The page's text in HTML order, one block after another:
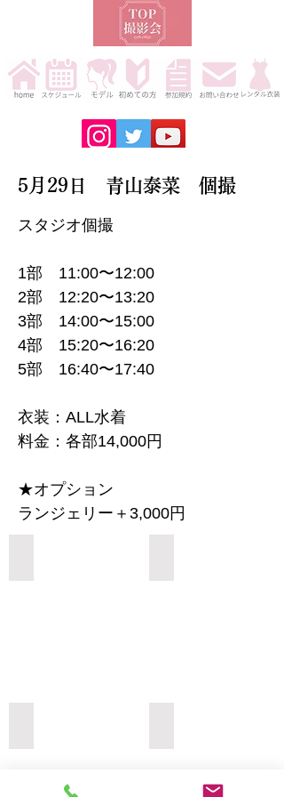
5月29日 青山泰菜 個撮
スタジオ個撮
1部 11:00〜12:00
2部 12:20〜13:20
3部 14:00〜15:00
4部 15:20〜16:20
5部 16:40〜17:40
衣装：ALL水着
料金：各部14,000円
★オプション
ランジェリー＋3,000円